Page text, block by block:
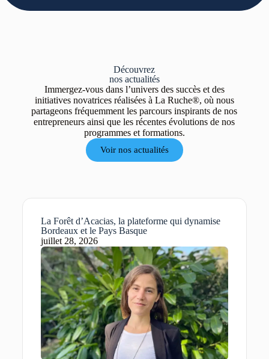
Découvrez
nos actualités
Immergez-vous dans l’univers des succès et des
initiatives novatrices réalisées à La Ruche®, où nous
partageons fréquemment les parcours inspirants de nos
entrepreneurs ainsi que les récentes évolutions de nos
programmes et formations.
Voir nos actualités
La Forêt d’Acacias, la plateforme qui dynamise
Bordeaux et le Pays Basque
juillet 28, 2026